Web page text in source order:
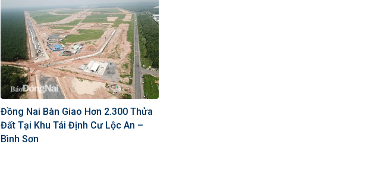
Đồng Nai Bàn Giao Hơn 2.300 Thửa
Đất Tại Khu Tái Định Cư Lộc An –
Bình Sơn